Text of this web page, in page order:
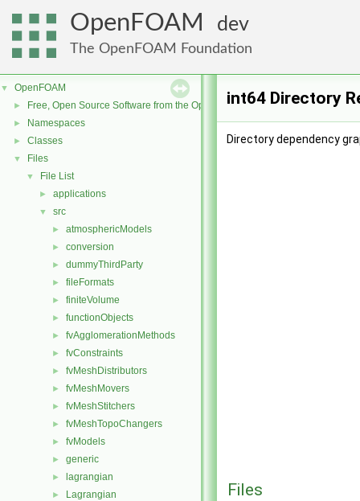
OpenFOAM dev
The OpenFOAM Foundation
▼ OpenFOAM
► Free, Open Source Software from the OpenFOAM Foundation
► Namespaces
► Classes
▼ Files
▼ File List
► applications
▼ src
► atmosphericModels
► conversion
► dummyThirdParty
► fileFormats
► finiteVolume
► functionObjects
► fvAgglomerationMethods
► fvConstraints
► fvMeshDistributors
► fvMeshMovers
► fvMeshStitchers
► fvMeshTopoChangers
► fvModels
► generic
► lagrangian
► Lagrangian
int64 Directory
Directory dependency
Files